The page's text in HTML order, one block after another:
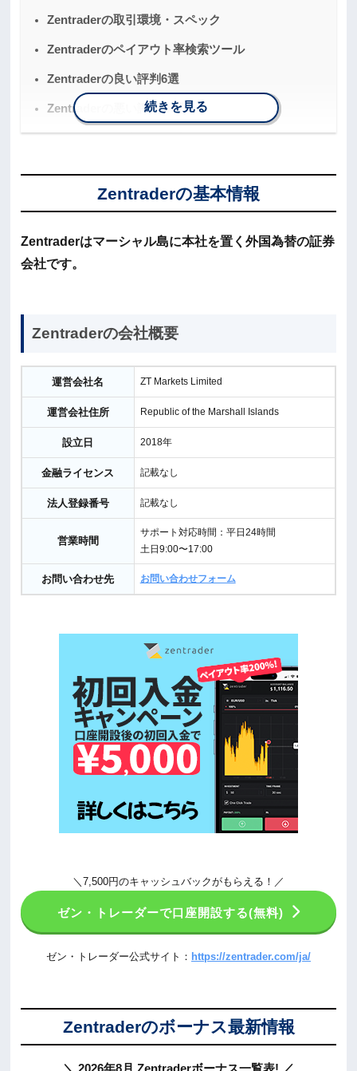
Zentraderの取引環境・スペック
Zentraderのペイアウト率検索ツール
Zentraderの良い評判6選
Zentraderの悪い評判４選
Zentraderの口座開設方法と必要なもの
Zentraderの出金手順は3STEP！
質問
Zentraderで出金できないことはありますか？
か？
続きを見る
Zentraderの基本情報
Zentraderはマーシャル島に本社を置く外国為替の証券
会社です。
Zentraderの会社概要
運営会社名 ZT Markets Limited
運営会社住所 Republic of the Marshall Islands
設立日 2018年
金融ライセンス 記載なし
法人登録番号 記載なし
営業時間
サポート対応時間：平日24時間
土日9:00〜17:00
お問い合わせ先 お問い合わせフォーム
＼7,500円のキャッシュバックがもらえる！／
ゼン・トレーダーで口座開設する(無料)
ゼン・トレーダー公式サイト： https://zentrader.com/ja/
Zentraderのボーナス最新情報